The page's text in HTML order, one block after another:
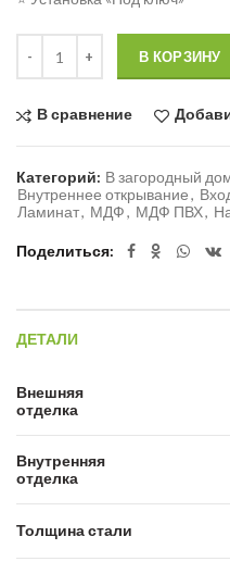
В КОРЗИНУ
В сравнение
Категорий: В загородный
Внутреннее открывание,
Ламинат, МДФ, МДФ ПВХ,
Поделиться
ДЕТАЛИ
Внешняя
отделка
Внутренняя
отделка
Толщина стали